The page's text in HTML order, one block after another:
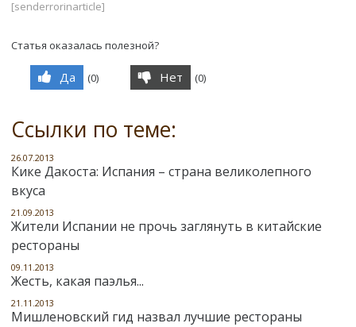
[senderrorinarticle]
Статья оказалась полезной?
Да (0) Нет (0)
Ссылки по теме:
26.07.2013
Кике Дакоста: Испания – страна великолепного
вкуса
21.09.2013
Жители Испании не прочь заглянуть в китайские
рестораны
09.11.2013
Жесть, какая паэлья...
21.11.2013
Мишленовский гид назвал лучшие рестораны